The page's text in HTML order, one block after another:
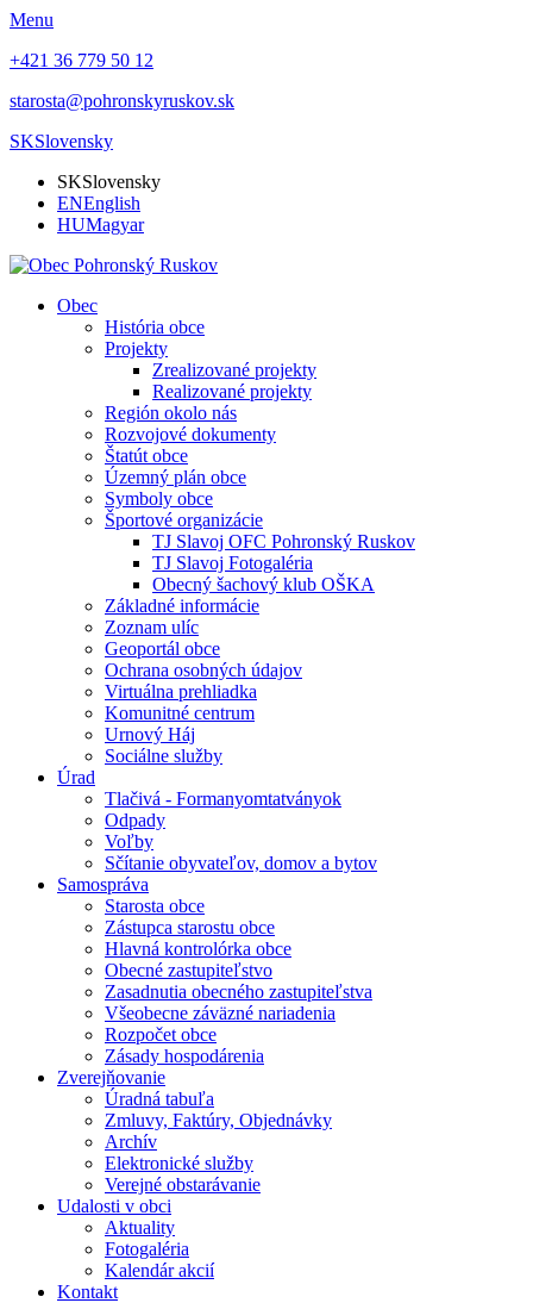
Menu
+421 36 779 50 12
starosta@pohronskyruskov.sk
SKSlovensky
SKSlovensky
ENEnglish
HUMagyar
Obec
História obce
Projekty
Zrealizované projekty
Realizované projekty
Región okolo nás
Rozvojové dokumenty
Štatút obce
Územný plán obce
Symboly obce
Športové organizácie
TJ Slavoj OFC Pohronský Ruskov
TJ Slavoj Fotogaléria
Obecný šachový klub OŠKA
Základné informácie
Zoznam ulíc
Geoportál obce
Ochrana osobných údajov
Virtuálna prehliadka
Komunitné centrum
Urnový Háj
Sociálne služby
Úrad
Tlačivá - Formanyomtatványok
Odpady
Voľby
Sčítanie obyvateľov, domov a bytov
Samospráva
Starosta obce
Zástupca starostu obce
Hlavná kontrolórka obce
Obecné zastupiteľstvo
Zasadnutia obecného zastupiteľstva
Všeobecne záväzné nariadenia
Rozpočet obce
Zásady hospodárenia
Zverejňovanie
Úradná tabuľa
Zmluvy, Faktúry, Objednávky
Archív
Elektronické služby
Verejné obstarávanie
Udalosti v obci
Aktuality
Fotogaléria
Kalendár akcií
Kontakt